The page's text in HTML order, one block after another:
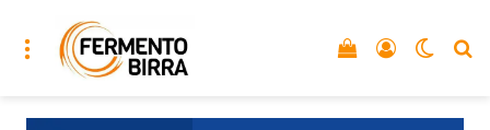
Menu Accedi
Vedi il carrello